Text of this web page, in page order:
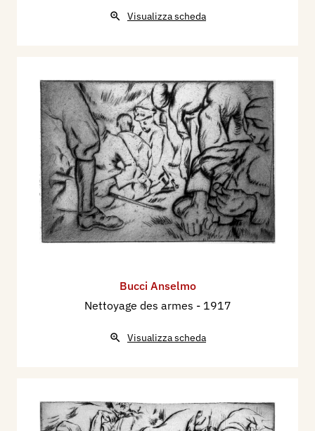
Visualizza scheda
Bucci Anselmo
Nettoyage des armes - 1917
Visualizza scheda